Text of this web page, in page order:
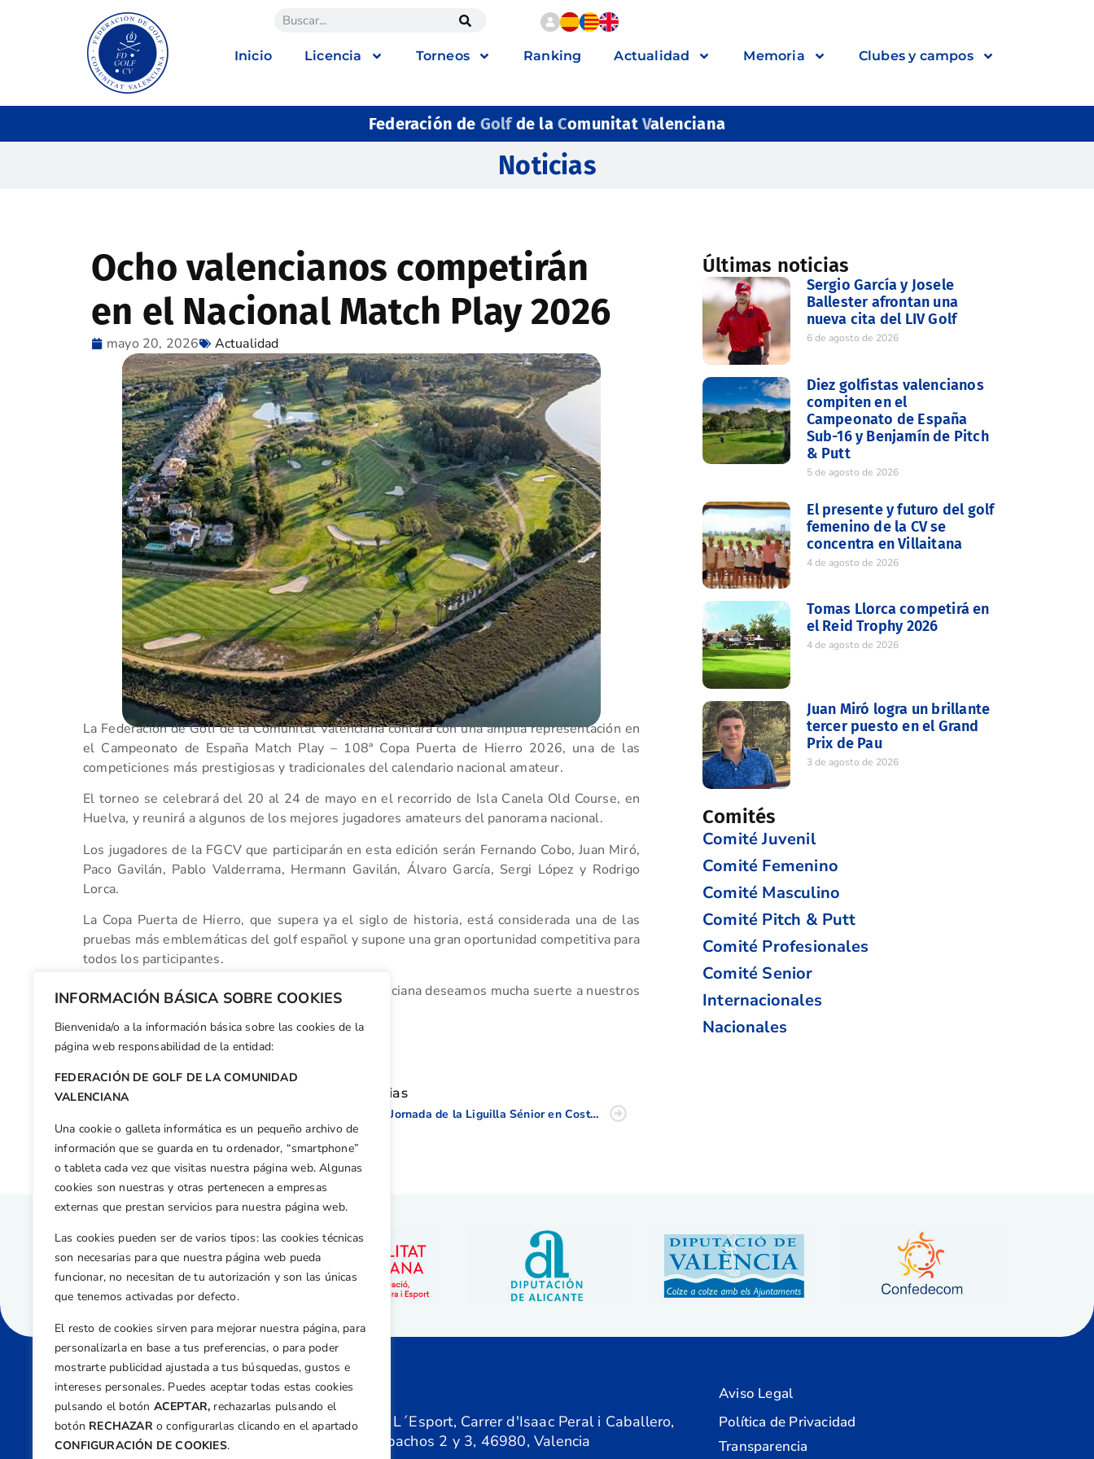
INFORMACIÓN BÁSICA SOBRE COOKIES
Bienvenida/o a la información básica sobre las cookies de la
página web responsabilidad de la entidad:
FEDERACIÓN DE GOLF DE LA COMUNIDAD
VALENCIANA
Una cookie o galleta informática es un pequeño archivo de
información que se guarda en tu ordenador, “smartphone”
o tableta cada vez que visitas nuestra página web. Algunas
cookies son nuestras y otras pertenecen a empresas
externas que prestan servicios para nuestra página web.
Las cookies pueden ser de varios tipos: las cookies técnicas
son necesarias para que nuestra página web pueda
funcionar, no necesitan de tu autorización y son las únicas
que tenemos activadas por defecto.
El resto de cookies sirven para mejorar nuestra página, para
personalizarla en base a tus preferencias, o para poder
mostrarte publicidad ajustada a tus búsquedas, gustos e
intereses personales. Puedes aceptar todas estas cookies
pulsando el botón ACEPTAR, rechazarlas pulsando el
botón RECHAZARo configurarlas clicando en el apartado
CONFIGURACIÓN DE COOKIES.
Inicio Licencia Torneos Ranking Actualidad Memoria Clubes y campos
Federación de Golfde la ComunitatValenciana
Noticias
Ocho valencianos competirán
en el Nacional Match Play 2026
mayo 20, 2026 Actualidad
La Federación de Golf de la Comunitat Valenciana contará con una amplia representación en
el Campeonato de España Match Play – 108ª Copa Puerta de Hierro 2026, una de las
competiciones más prestigiosas y tradicionales del calendario nacional amateur.
El torneo se celebrará del 20 al 24 de mayo en el recorrido de Isla Canela Old Course, en
Huelva, y reunirá a algunos de los mejores jugadores amateurs del panorama nacional.
Los jugadores de la FGCV que participarán en esta edición serán Fernando Cobo, Juan Miró,
Paco Gavilán, Pablo Valderrama, Hermann Gavilán, Álvaro García, Sergi López y Rodrigo
Lorca.
La Copa Puerta de Hierro, que supera ya el siglo de historia, está considerada una de las
pruebas más emblemáticas del golf español y supone una gran oportunidad competitiva para
todos los participantes.
Desde la Federación de Golf de la Comunitat Valenciana deseamos mucha suerte a nuestros
representantes en esta importante cita nacional.
Facebook
X WhatsApp
LinkedIn
Email
Otras noticias
Gran Jornada de la Liguilla Sénior en Costa de Azahar
Últimas noticias
Sergio García y Josele
Ballester afrontan una
nueva cita del LIV Golf
6 de agosto de 2026
Diez golfistas valencianos
compiten en el
Campeonato de España
Sub-16 y Benjamín de Pitch
& Putt
5 de agosto de 2026
El presente y futuro del golf
femenino de la CV se
concentra en Villaitana
4 de agosto de 2026
Tomas Llorca competirá en
el Reid Trophy 2026
4 de agosto de 2026
Juan Miró logra un brillante
tercer puesto en el Grand
Prix de Pau
3 de agosto de 2026
Comités
Comité Juvenil
Comité Femenino
Comité Masculino
Comité Pitch & Putt
Comité Profesionales
Comité Senior
Internacionales
Nacionales
Centre de L´Esport, Carrer d'Isaac Peral i Caballero,
Nº 5, Despachos 2 y 3, 46980, Valencia
Aviso Legal
Política de Privacidad
Transparencia